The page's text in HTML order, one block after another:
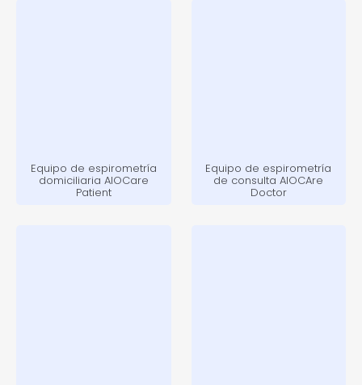
Equipo de espirometría
domiciliaria AIOCare
Patient
Equipo de espirometría
de consulta AIOCAre
Doctor